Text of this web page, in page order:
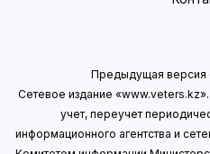
Предыдущая версия
Сетевое издание
учет, переучет
информационного агентства и